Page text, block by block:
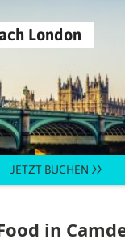
London
JETZT BUCHEN
in